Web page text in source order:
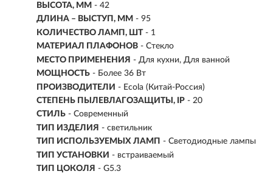
ВЫСОТА, ММ - 42
ДЛИНА – ВЫСТУП, ММ - 95
КОЛИЧЕСТВО ЛАМП, ШТ - 1
МАТЕРИАЛ ПЛАФОНОВ - Стекло
МЕСТО ПРИМЕНЕНИЯ - Для кухни, Для ванной
МОЩНОСТЬ - Более 36 Вт
ПРОИЗВОДИТЕЛИ - Ecola (Китай-Россия)
СТЕПЕНЬ ПЫЛЕВЛАГОЗАЩИТЫ, IP - 20
СТИЛЬ - Современный
ТИП ИЗДЕЛИЯ - светильник
ТИП ИСПОЛЬЗУЕМЫХ ЛАМП - Светодиодные лампы
ТИП УСТАНОВКИ - встраиваемый
ТИП ЦОКОЛЯ - G5.3